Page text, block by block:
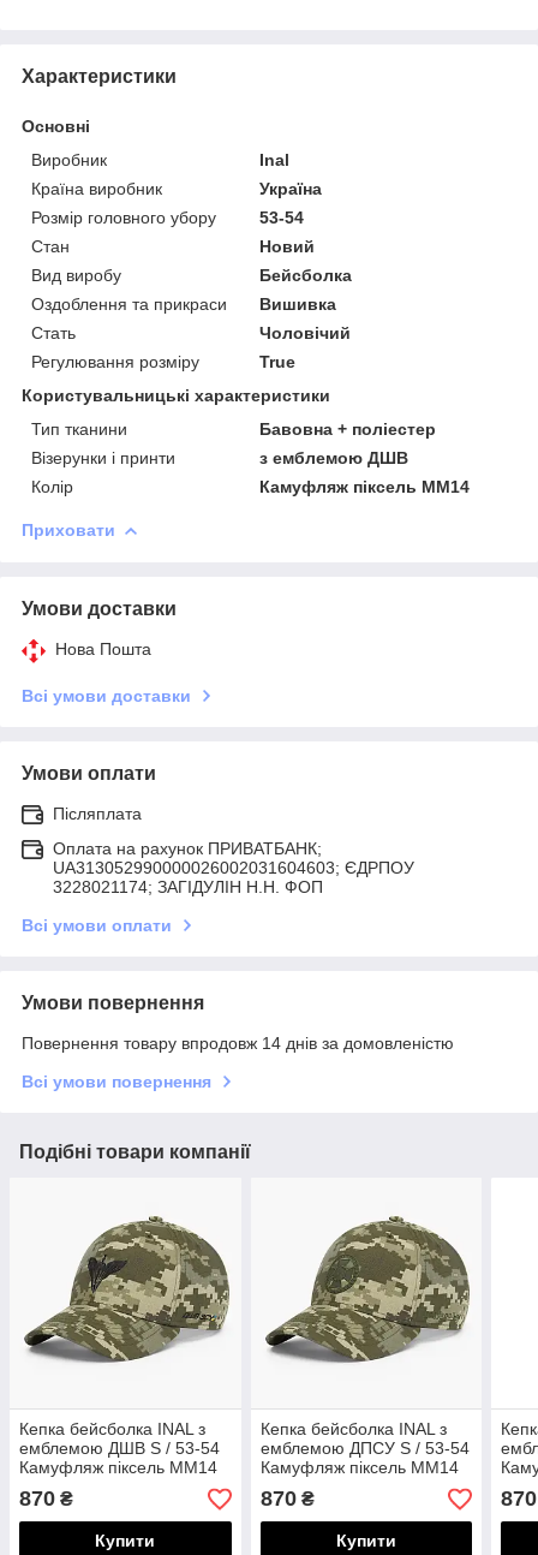
Характеристики
Основні
Виробник
Inal
Країна виробник
Україна
Розмір головного убору
53-54
Стан
Новий
Вид виробу
Бейсболка
Оздоблення та прикраси
Вишивка
Стать
Чоловічий
Регулювання розміру
True
Користувальницькі характеристики
Тип тканини
Бавовна + поліестер
Візерунки і принти
з емблемою ДШВ
Колір
Камуфляж піксель ММ14
Приховати
Умови доставки
Нова Пошта
Всі умови доставки
Умови оплати
Післяплата
Оплата на рахунок ПРИВАТБАНК;
UA313052990000026002031604603; ЄДРПОУ
3228021174; ЗАГIДУЛIН Н.Н. ФОП
Всі умови оплати
Умови повернення
Повернення товару впродовж 14 днів за домовленістю
Всі умови повернення
Подібні товари компанії
Кепка бейсболка INAL з
емблемою ДШВ S / 53-54
Камуфляж піксель ММ14
324853
870 ₴
Купити
Кепка бейсболка INAL з
емблемою ДПСУ S / 53-54
Камуфляж піксель ММ14
133753
870₴
Купити
870